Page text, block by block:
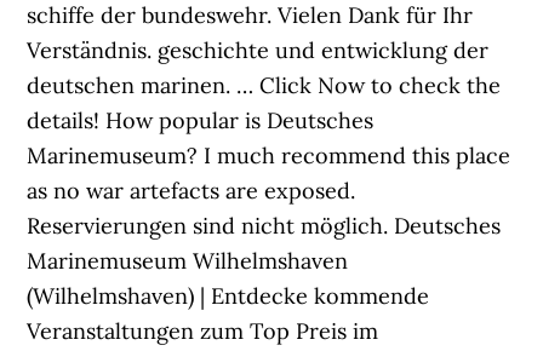
schiffe der bundeswehr. Vielen Dank für Ihr
Verständnis. geschichte und entwicklung der
deutschen marinen. … Click Now to check the
details! How popular is Deutsches
Marinemuseum? I much recommend this place
as no war artefacts are exposed.
Reservierungen sind nicht möglich. Deutsches
Marinemuseum Wilhelmshaven
(Wilhelmshaven) | Entdecke kommende
Veranstaltungen zum Top Preis im